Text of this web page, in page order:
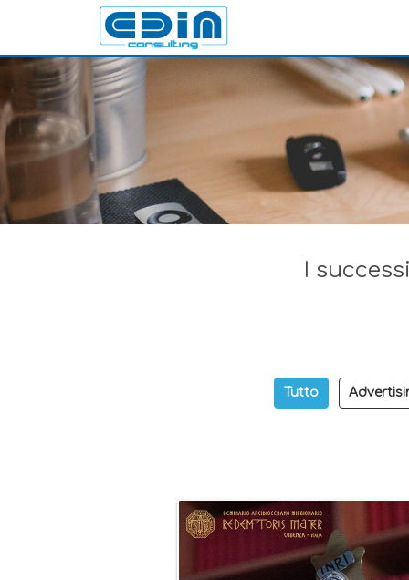
I
Tutto